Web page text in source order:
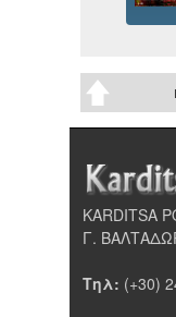
KARDITSA
Γ.
Τηλ: (+30)